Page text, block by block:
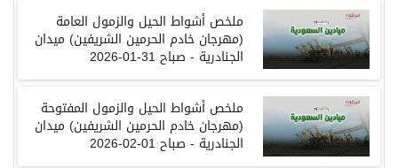
ملخص أشواط الحيل والزمول العامة
(مهرجان خادم الحرمين الشريفين) ميدان
الجنادرية - صباح31-01-2026
ملخص أشواط الحيل والزمول المفتوحة
(مهرجان خادم الحرمين الشريفين) ميدان
الجنادرية - صباح01-02-2026